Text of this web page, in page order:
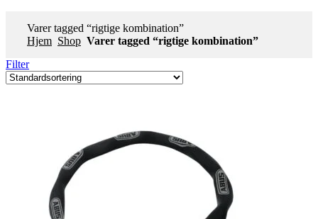
Varer tagged “rigtige kombination”
Hjem Shop Varer tagged “rigtige kombination”
Filter